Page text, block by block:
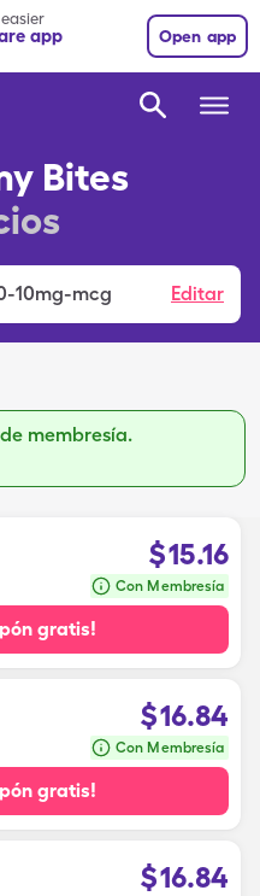
app Open app
Bites
10mg-mcg Editar
membresía.
$15.16
Con Membresía
gratis!
$16.84
Con Membresía
gratis!
$16.84